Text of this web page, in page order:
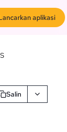
aplikasi
Salin